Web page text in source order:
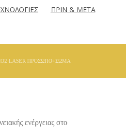
ΠΡΙΝ & ΜΕΤΑ
LASER ΠΡΟΣΩΠΟ+ΣΩΜΑ
ενέργειας στο